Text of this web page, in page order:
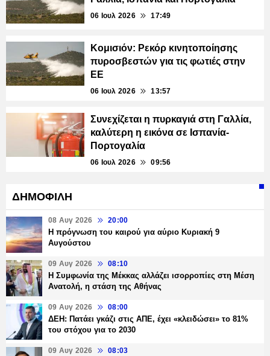
06 Ιουλ 2026 17:49
Κομισιόν: Ρεκόρ κινητοποίησης
πυροσβεστών για τις φωτιές στην
ΕΕ
06 Ιουλ 2026 13:57
Συνεχίζεται η πυρκαγιά στη Γαλλία,
καλύτερη η εικόνα σε Ισπανία-
Πορτογαλία
06 Ιουλ 2026 09:56
ΔΗΜΟΦΙΛΗ
08 Αυγ 2026 20:00
Η πρόγνωση του καιρού για αύριο Κυριακή 9
Αυγούστου
09 Αυγ 2026 08:10
Η Συμφωνία της Μέκκας αλλάζει ισορροπίες στη Μέση
Ανατολή, η στάση της Αθήνας
09 Αυγ 2026 08:00
ΔΕΗ: Πατάει γκάζι στις ΑΠΕ, έχει «κλειδώσει» το 81%
του στόχου για το 2030
09 Αυγ 2026 08:03